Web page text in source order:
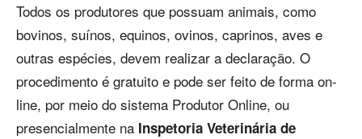
Todos os produtores que possuam animais, como
bovinos, suínos, equinos, ovinos, caprinos, aves e
outras espécies, devem realizar a declaração. O
procedimento é gratuito e pode ser feito de forma on-
line, por meio do sistema Produtor Online, ou
presencialmente na Inspetoria Veterinária de